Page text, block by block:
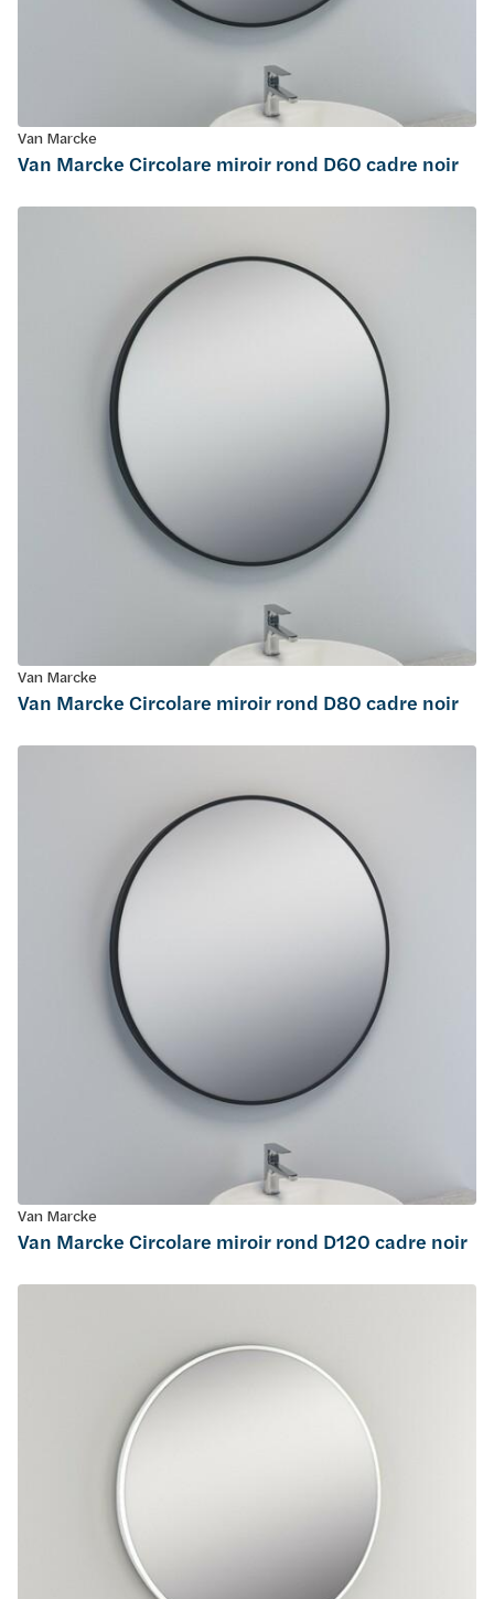
Van Marcke
Van Marcke Circolare miroir rond D60 cadre noir
Van Marcke
Van Marcke Circolare miroir rond D80 cadre noir
Van Marcke
Van Marcke Circolare miroir rond D120 cadre noir